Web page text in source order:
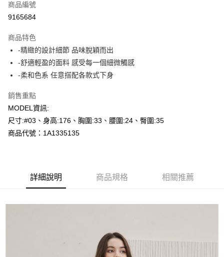
超商取貨付款
Apple Pay
悠遊付
AFTEE先享後付
相關說明
AFTEE先享後付是「在收到商品之後才付款」的支付方式。 讓您購物簡單
３．安心：先確認商品／服務後，再付款。
【「AFTEE先享後付」結帳流程】
ATM／網路銀行／等多元方式進行付款，方視為交易完成。
※ 請注意：結帳手續完成當下不需立刻繳費，但若您需要取消訂單，請聯絡
購買商品的店家。未經商家同意取消之訂單仍視為有效，需透過AFTEE先享
ATM付款
全家--滿2000元免運
每筆NT$60，滿NT$2,000(含以上)免運費
每筆NT$60，滿NT$2,000(含以上)免運費
商品編號
9165684
商品特色
-精緻的設計細節 品味脫穎而出
-舒適輕盈的面料 感受每一個細微觸感
-柔和色系 任意搭配各款式下身
銷售重點
MODEL資訊:
尺寸:#03、身高:176、胸圍:33、腰圍:24、臀圍:35
商品代號：1A1335135
詳細說明 商品規格 相關推薦